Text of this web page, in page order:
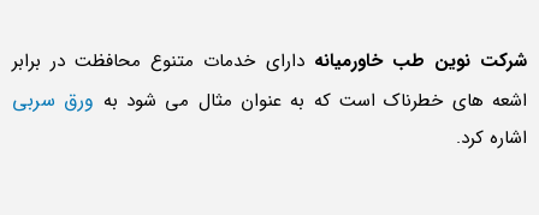
شرکت نوین طب خاورمیانه دارای خدمات متنوع محافظت در برابر
اشعه های خطرناک است که به عنوان مثال می شود به ورق سربی
اشاره کرد.